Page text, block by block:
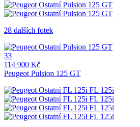
28 dalších fotek
33
114 900 Kč
Peugeot Pulsion 125 GT